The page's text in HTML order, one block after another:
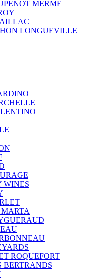
MERME
LONGUEVILLE
WINES
ROQUEFORT
BERTRANDS